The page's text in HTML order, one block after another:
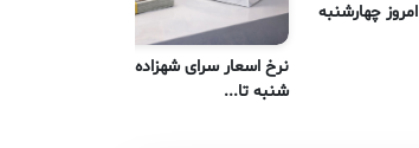
نرخ اسعار سرای شهزاده کابل امروز
شنبه تا...
نرخ اسعار 1405.5.13 امروز چهارشنبه